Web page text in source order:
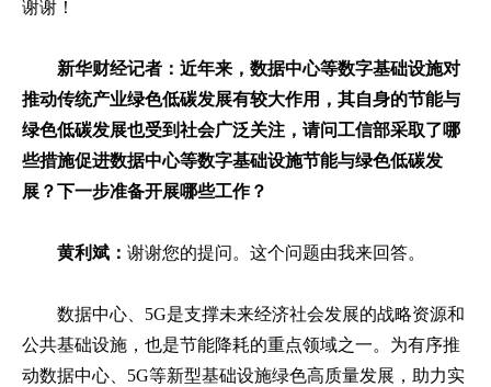
谢谢！
新华财经记者：近年来，数据中心等数字基础设施对
推动传统产业绿色低碳发展有较大作用，其自身的节能与
绿色低碳发展也受到社会广泛关注，请问工信部采取了哪
些措施促进数据中心等数字基础设施节能与绿色低碳发
展？下一步准备开展哪些工作？
黄利斌： 谢谢您的提问。这个问题由我来回答。
数据中心、5G是支撑未来经济社会发展的战略资源和
公共基础设施，也是节能降耗的重点领域之一。为有序推
动数据中心、5G等新型基础设施绿色高质量发展，助力实